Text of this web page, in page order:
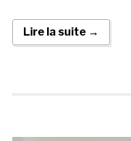
Lire la suite →